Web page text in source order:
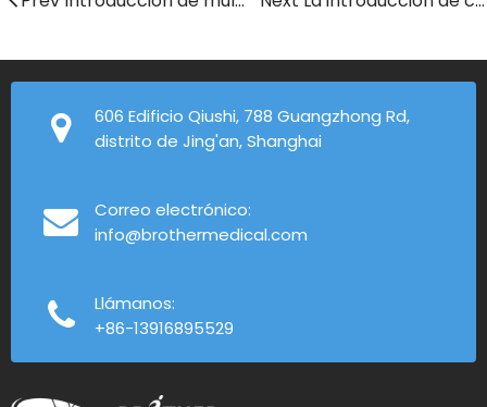
606 Edificio Qiushi, 788 Guangzhong Rd,
distrito de Jing'an, Shanghai
Correo electrónico:
info@brothermedical.com
Llámanos:
+86-13916895529